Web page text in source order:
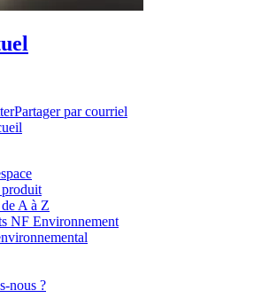
Partager par courriel
produit
A à Z
NF Environnement
nous ?